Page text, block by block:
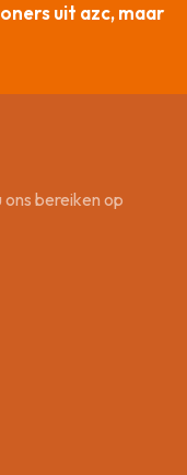
uit azc, maar
bereiken op